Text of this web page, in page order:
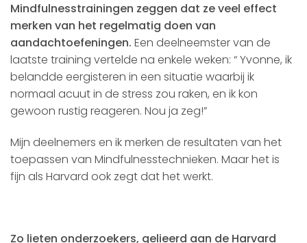
Mindfulnesstrainingen zeggen dat ze veel effect
merken van het regelmatig doen van
aandachtoefeningen. Een deelneemster van de
laatste training vertelde na enkele weken: “ Yvonne, ik
belandde eergisteren in een situatie waarbij ik
normaal acuut in de stress zou raken, en ik kon
gewoon rustig reageren. Nou ja zeg!”
Mijn deelnemers en ik merken de resultaten van het
toepassen van Mindfulnesstechnieken. Maar het is
fijn als Harvard ook zegt dat het werkt.
Zo lieten onderzoekers, gelieerd aan de Harvard